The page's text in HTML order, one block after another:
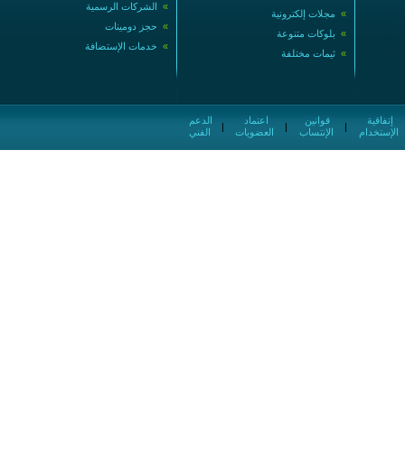
» الشركات الرسمية
» حجز دومينات
» خدمات الإستضافة
» مجلات إلكترونية
» بلوكات متنوعة
» ثيمات مختلفة
الفني
|
العضويات
|
الإنتساب
|
الإستخدام